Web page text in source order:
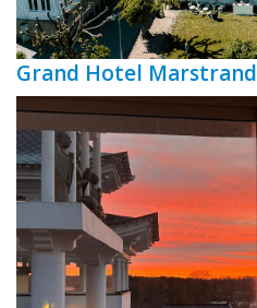
Grand Hotel Marstrand